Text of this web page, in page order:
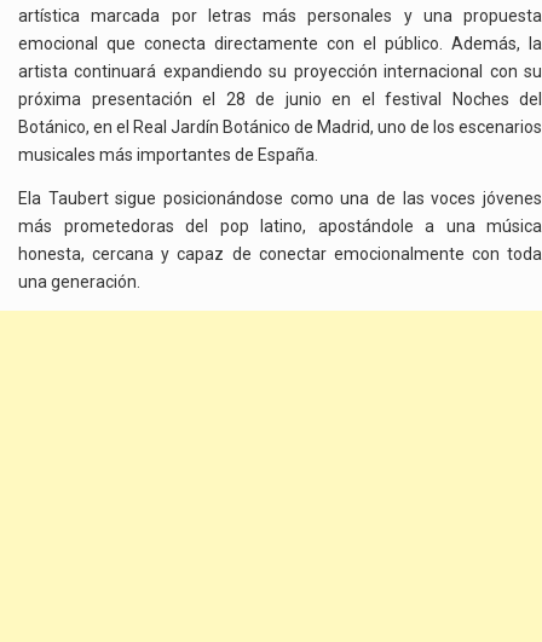
artística marcada por letras más personales y una propuesta
emocional que conecta directamente con el público. Además, la
artista continuará expandiendo su proyección internacional con su
próxima presentación el 28 de junio en el festival Noches del
Botánico, en el Real Jardín Botánico de Madrid, uno de los escenarios
musicales más importantes de España.
Ela Taubert sigue posicionándose como una de las voces jóvenes
más prometedoras del pop latino, apostándole a una música
honesta, cercana y capaz de conectar emocionalmente con toda
una generación.